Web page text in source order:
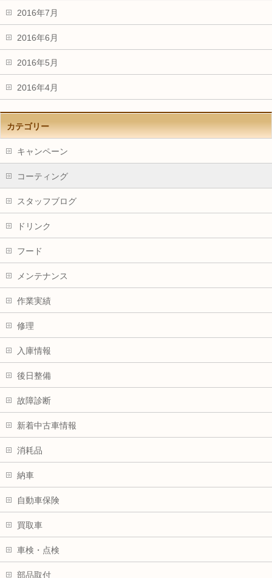
2016年7月
2016年6月
2016年5月
2016年4月
カテゴリー
キャンペーン
コーティング
スタッフブログ
ドリンク
フード
メンテナンス
作業実績
修理
入庫情報
後日整備
故障診断
新着中古車情報
消耗品
納車
自動車保険
買取車
車検・点検
部品取付